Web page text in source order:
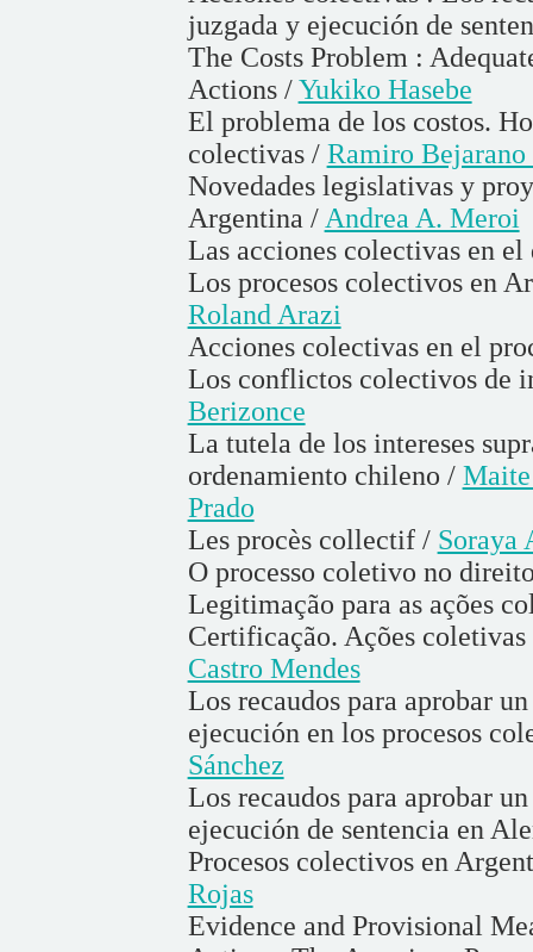
juzgada y ejecución de
The Costs Problem :
Actions /Yukiko Hasebe
El problema de los costos.
colectivas / Ramiro Bejarano
Novedades legislativas y
Argentina /Andrea A. Meroi
Las acciones colectivas en
Los procesos colectivos en
Roland Arazi
Acciones colectivas en el
Los conflictos colectivos de
Berizonce
La tutela de los intereses
ordenamiento chileno /
Prado
Les procès collectif / Soraya
O processo coletivo no
Legitimação para as ações
Certificação. Ações
Castro Mendes
Los recaudos para aprobar
ejecución en los procesos
Sánchez
Los recaudos para aprobar
ejecución de sentencia en
Procesos colectivos en
Rojas
Evidence and Provisional